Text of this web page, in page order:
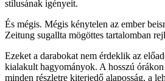
stílusának igényeit.
És mégis. Mégis kénytelen az ember
Zeitung sugallta mögöttes tartalomban
Ezeket a darabokat nem érdeklik az
kialakult hagyományok. A hosszú
minden részletre kiterjedő alaposság, a